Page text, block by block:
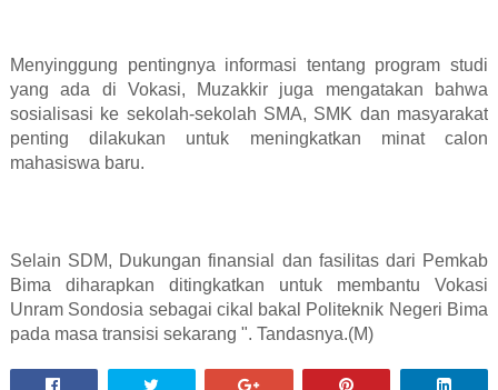
Menyinggung pentingnya informasi tentang program studi
yang ada di Vokasi, Muzakkir juga mengatakan bahwa
sosialisasi ke sekolah-sekolah SMA, SMK dan masyarakat
penting dilakukan untuk meningkatkan minat calon
mahasiswa baru.
Selain SDM, Dukungan finansial dan fasilitas dari Pemkab
Bima diharapkan ditingkatkan untuk membantu Vokasi
Unram Sondosia sebagai cikal bakal Politeknik Negeri Bima
pada masa transisi sekarang ". Tandasnya.(M)